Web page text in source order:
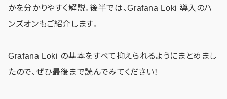
かを分かりやすく解説。後半では、Grafana Loki 導入のハ
ンズオンもご紹介します。
Grafana Loki の基本をすべて抑えられるようにまとめまし
たので、ぜひ最後まで読んでみてください！